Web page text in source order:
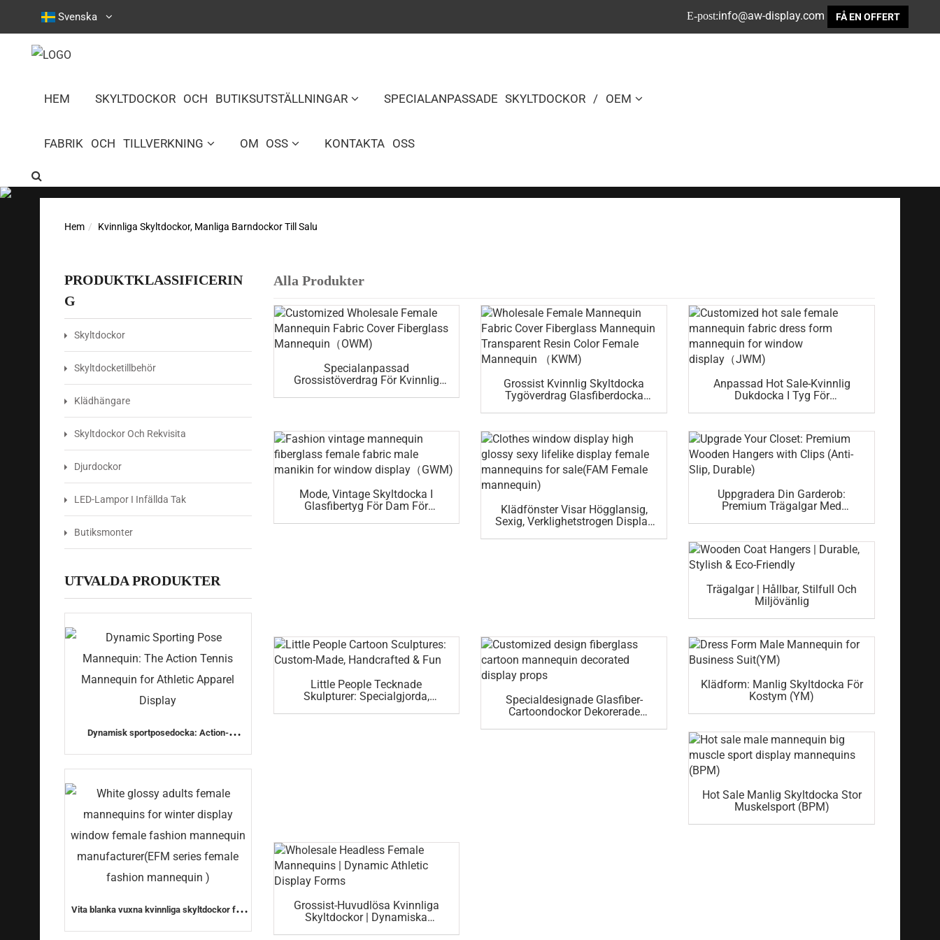
Svenska E-post:info@aw-display.com FÅ EN OFFERT
HEM SKYLTDOCKOR OCH BUTIKSUTSTÄLLNINGAR SPECIALANPASSADE SKYLTDOCKOR / OEM
FABRIK OCH TILLVERKNING OM OSS KONTAKTA OSS
Hem Kvinnliga Skyltdockor, Manliga Barndockor Till Salu
PRODUKTKLASSIFICERIN
G
Skyltdockor
Skyltdocketillbehör
Klädhängare
Skyltdockor Och Rekvisita
Djurdockor
LED-Lampor I Infällda Tak
Butiksmonter
UTVALDA PRODUKTER
Dynamisk sportposedocka: Action-
Vita blanka vuxna kvinnliga skyltdockor för
Alla Produkter
Specialanpassad
Grossistöverdrag För Kvinnlig
Grossist Kvinnlig Skyltdocka
Tygöverdrag Glasfiberdocka
Anpassad Hot Sale-Kvinnlig
Dukdocka I Tyg För
Mode, Vintage Skyltdocka I
Glasfibertyg För Dam För
Klädfönster Visar Högglansig,
Sexig, Verklighetstrogen Display
Uppgradera Din Garderob:
Premium Trägalgar Med
Trägalgar | Hållbar, Stilfull Och
Miljövänlig
Little People Tecknade
Skulpturer: Specialgjorda,
Specialdesignade Glasfiber-
Cartoondockor Dekorerade
Klädform: Manlig Skyltdocka För
Kostym (YM)
Hot Sale Manlig Skyltdocka Stor
Muskelsport (BPM)
Grossist-Huvudlösa Kvinnliga
Skyltdockor | Dynamiska